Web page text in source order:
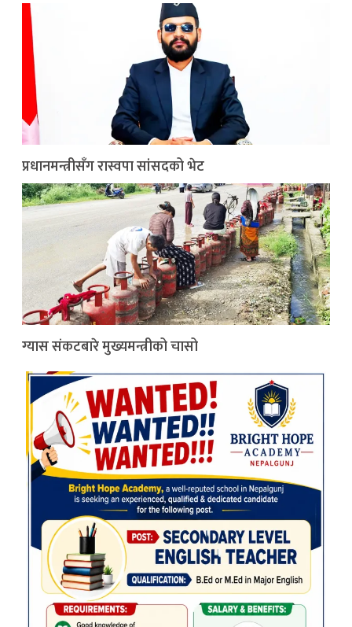
प्रधानमन्त्रीसँग रास्वपा सांसदको भेट
ग्यास संकटबारे मुख्यमन्त्रीको चासो